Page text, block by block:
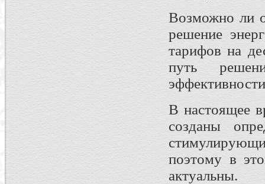
Возможно ли
решение
тарифов на
путь
В настоящее
созданы
поэтому в
актуальны.